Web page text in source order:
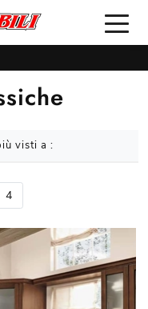
visti a :
4